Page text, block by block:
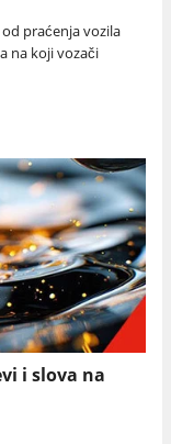
praćenja vozila
na koji vozači
i slova na